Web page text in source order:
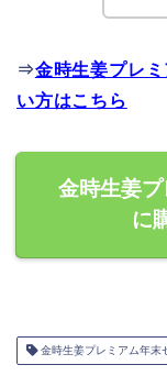
⇒金時生姜プレ
い方はこちら
金時生姜
に
金時生姜プレミアム年末